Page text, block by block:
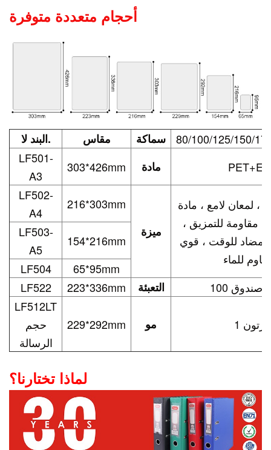
أحجام متعددة متوفرة
البند لا. مقاس سماكة
80/100/125/150/
LF501-
A3
303*426mm مادة
LF502-
A4
216*303mm
ميزة
لمعان لامع ، مادة
مقاومة للتمزيق ،
مضاد للوقت ، قوي
LF503-
A5
154*216mm
LF504
65*95mm
LF522
223*336mm التعبئة
/ صندوق
LF512LT
حجم
الرسالة
229*292mm مو 1 كرتون
لماذا تختارنا؟